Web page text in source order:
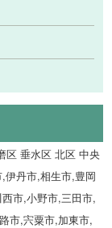
区 垂水区 北区 中央
伊丹市,相生市,豊岡
市,小野市,三田市,
市,宍粟市,加東市,